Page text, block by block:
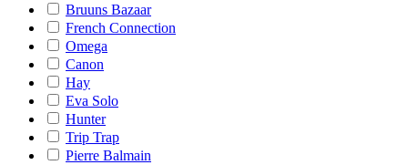
Bruuns Bazaar
French Connection
Omega
Canon
Hay
Eva Solo
Hunter
Trip Trap
Pierre Balmain